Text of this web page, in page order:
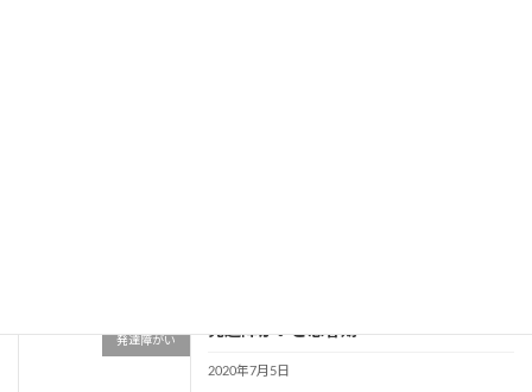
発達障がい
発達障がいと思春期
2020年7月5日